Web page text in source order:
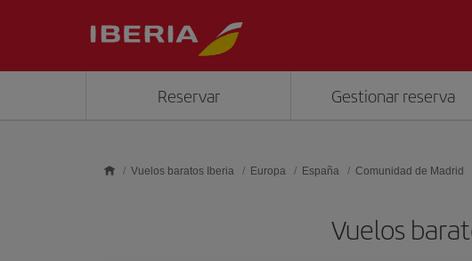
Reservar Gestionar reserva
Vuelos baratos Iberia Europa España Comunidad de Madrid
Vuelos